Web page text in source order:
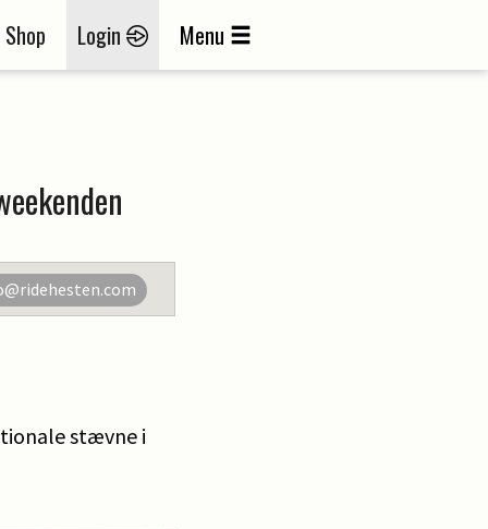
Shop Login Menu
stævne i